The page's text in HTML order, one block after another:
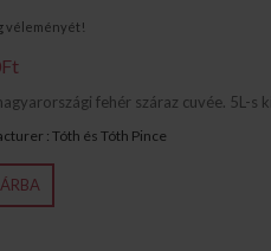
véleményét!
fehér száraz cuvée. 5L-s
: Tóth és Tóth Pince